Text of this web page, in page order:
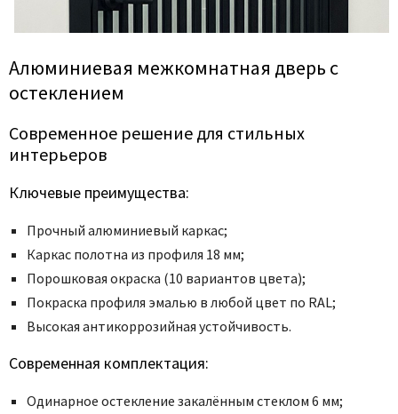
Uberture
Valcomp
Verum
Zadoor
Алюминиевая межкомнатная дверь с
остеклением
Современное решение для стильных
интерьеров
Ключевые преимущества:
Прочный алюминиевый каркас;
Каркас полотна из профиля 18 мм;
Порошковая окраска (10 вариантов цвета);
Покраска профиля эмалью в любой цвет по RAL;
Высокая антикоррозийная устойчивость.
Современная комплектация:
Одинарное остекление закалённым стеклом 6 мм;